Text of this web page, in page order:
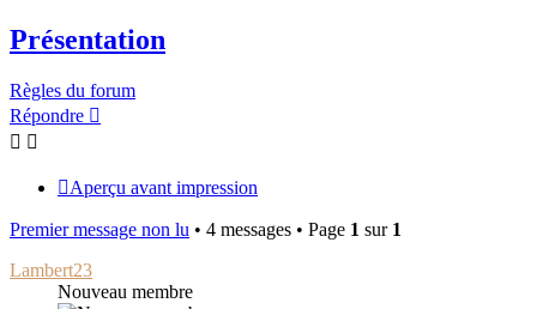
Présentation
Règles du forum
Répondre
Aperçu avant impression
Premier message non lu • 4 messages • Page 1 sur 1
Lambert23
Nouveau membre